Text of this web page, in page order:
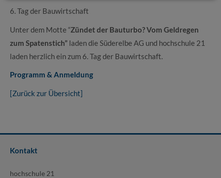
6. Tag der Bauwirtschaft
Unter dem Motte “Zündet der Bauturbo? Vom Geldregen
zum Spatenstich” laden die Süderelbe AG und hochschule 21
laden herzlich ein zum 6. Tag der Bauwirtschaft.
Programm & Anmeldung
[Zurück zur Übersicht]
Kontakt
hochschule 21